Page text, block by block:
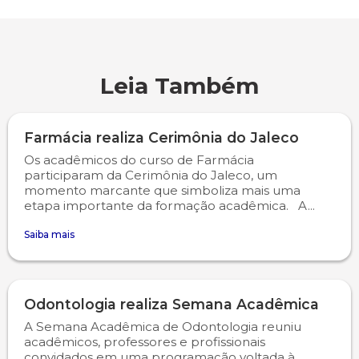
Leia Também
Farmácia realiza Cerimônia do Jaleco
Os acadêmicos do curso de Farmácia
participaram da Cerimônia do Jaleco, um
momento marcante que simboliza mais uma
etapa importante da formação acadêmica. A...
Saiba mais
Odontologia realiza Semana Acadêmica
A Semana Acadêmica de Odontologia reuniu
acadêmicos, professores e profissionais